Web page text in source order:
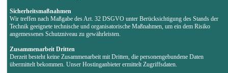
Sicherheitsmaßnahmen
Wir treffen nach Maßgabe des Art. 32 DSGVO unter Berücksichtigung des Stands der
Technik geeignete technische und organisatorische Maßnahmen, um ein dem Risiko
angemessenes Schutzniveau zu gewährleisten.
Zusammenarbeit Dritten
Derzeit besteht keine Zusammenarbeit mit Dritten, die personengebundene Daten
übermittelt bekommen. Unser Hostinganbieter ermittelt Zugriffsdaten.